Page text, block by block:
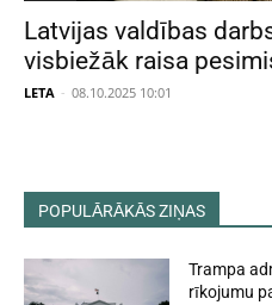
Latvijas valdības
visbiežāk raisa
LETA - 08.10.2025 10:01
POPULĀRĀKĀS ZIŅAS
Trampa
rīkojumu